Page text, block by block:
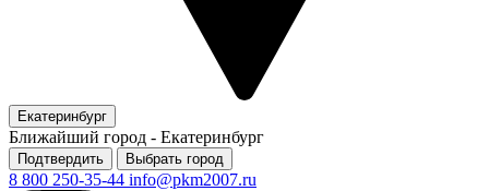
Екатеринбург
Ближайший город - Екатеринбург
Подтвердить Выбрать город
8 800 250-35-44 info@pkm2007.ru